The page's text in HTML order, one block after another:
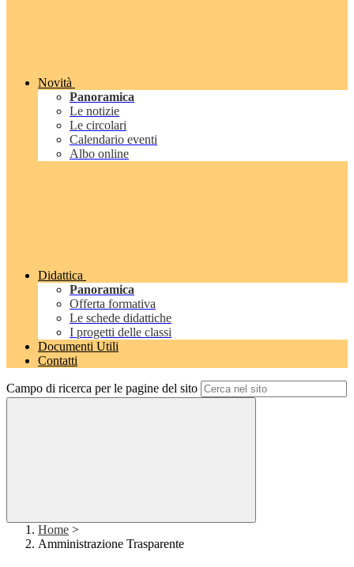
Novità
Panoramica
Le notizie
Le circolari
Calendario eventi
Albo online
Didattica
Panoramica
Offerta formativa
Le schede didattiche
I progetti delle classi
Documenti Utili
Contatti
Campo di ricerca per le pagine del sito
Home >
Amministrazione Trasparente